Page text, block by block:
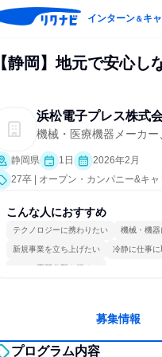
インターン＆キ
【静岡】地元で安心
浜松電子プレス株式
機械・医療機器メーカ
静岡県 1日
2026年2月
27卒 | オープン・カンパニー&キ
こんな人におすすめ
テクノロジーに携わりたい 機械・機
新規事業を立ち上げたい 冷静に仕事に
一つの専門分野を極める
募集情報
プログラム内容